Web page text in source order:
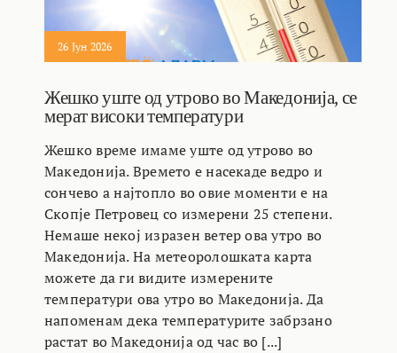
26 Јун 2026
Жешко уште од утрово во Македонија, се
мерат високи температури
Жешко време имаме уште од утрово во
Македонија. Времето е насекаде ведро и
сончево а најтопло во овие моменти е на
Скопје Петровец со измерени 25 степени.
Немаше некој изразен ветер ова утро во
Македонија. На метеоролошката карта
можете да ги видите измерените
температури ова утро во Македонија. Да
напоменам дека температурите забрзано
растат во Македонија од час во [...]